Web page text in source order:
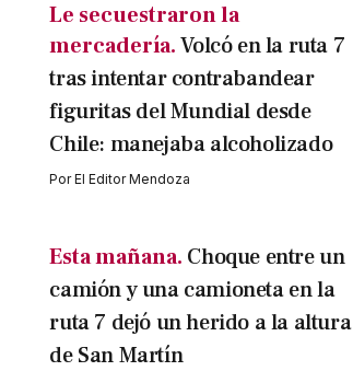
Le secuestraron la
mercadería. Volcó en la ruta 7
tras intentar contrabandear
figuritas del Mundial desde
Chile: manejaba alcoholizado
PorEl Editor Mendoza
Esta mañana. Choque entre un
camión y una camioneta en la
ruta 7 dejó un herido a la altura
de San Martín